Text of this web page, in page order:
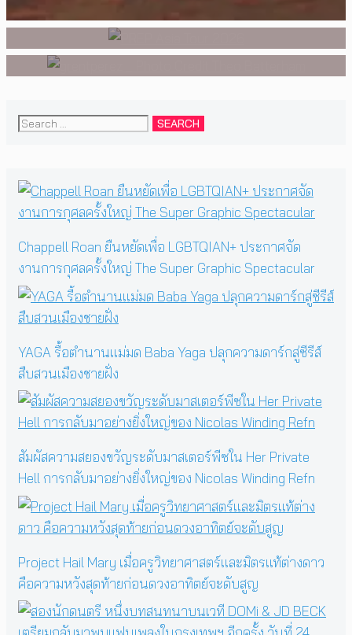
2026 นี้
ร้องเพลงในห้องนอน สู่การแสดง
คอนเสิร์ตต่อหน้าคนนับหมื่น
Search
Chappell Roan ยืนหยัดเพื่อ LGBTQIAN+ ประกาศจัด
งานการกุศลครั้งใหญ่ The Super Graphic Spectacular
YAGA รื้อตำนานแม่มด Baba Yaga ปลุกความดาร์กสู่ซีรีส์
สืบสวนเมืองชายฝั่ง
สัมผัสความสยองขวัญระดับมาสเตอร์พีซใน Her Private
Hell การกลับมาอย่างยิ่งใหญ่ของ Nicolas Winding Refn
Project Hail Mary เมื่อครูวิทยาศาสตร์และมิตรแท้ต่างดาว
คือความหวังสุดท้ายก่อนดวงอาทิตย์จะดับสูญ